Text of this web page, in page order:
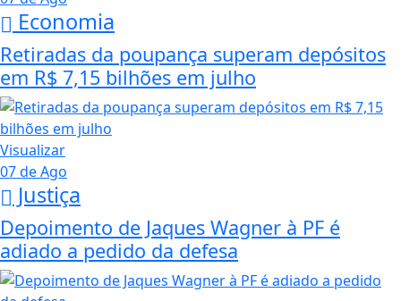
Economia
Retiradas da poupança superam depósitos
em R$ 7,15 bilhões em julho
Visualizar
07 de Ago
Justiça
Depoimento de Jaques Wagner à PF é
adiado a pedido da defesa